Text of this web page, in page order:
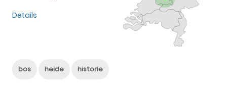
Details
bos heide historie